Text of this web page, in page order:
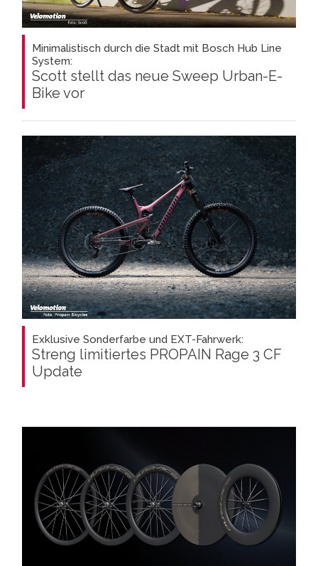
Minimalistisch durch die Stadt mit Bosch Hub Line
System:
Scott stellt das neue Sweep Urban-E-
Bike vor
Exklusive Sonderfarbe und EXT-Fahrwerk:
Streng limitiertes PROPAIN Rage 3 CF
Update